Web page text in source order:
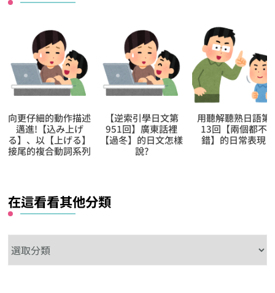
【逆索引學日文第
951回】廣東話裡
【過冬】的日文怎樣
說?
用聽解聽熟日語第
13回【兩個都不
錯】的日常表現
【逆索引學日文第
690回】廣東話裡
【食剩】的日文怎樣
在這看看其他分類
這